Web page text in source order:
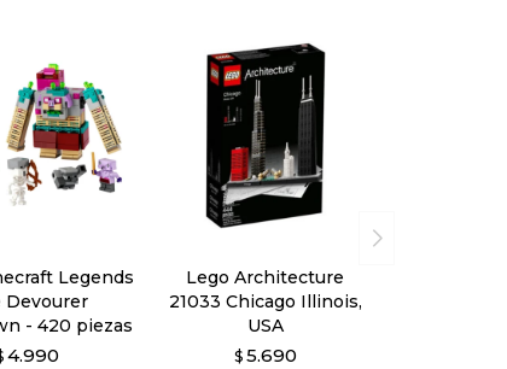
Legends
Devourer
- 420 piezas
4.990
Lego Architecture
21033 Chicago Illinois,
USA
$ 5.690